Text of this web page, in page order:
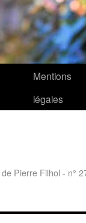
Mentions
légales
de Pierre Filhol - n°